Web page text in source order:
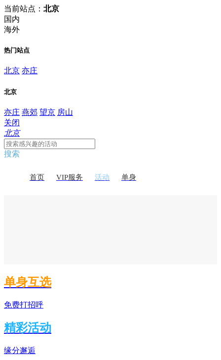
当前站点： 北京
国内
海外
热门站点
北京 亦庄
北京
亦庄 燕郊 望京 房山
关闭
北京
搜索
首页 VIP服务 活动 单身
单身互选
免费打招呼
精彩活动
缘分邂逅